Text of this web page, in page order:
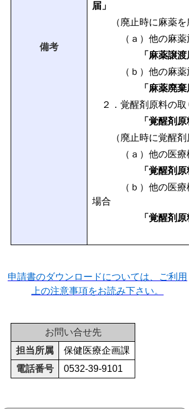
備考
届」
（廃止時に麻薬を
（ａ）他の麻薬施
「麻薬譲渡
（ｂ）他の麻薬施
「麻薬廃棄
２．覚醒剤原料の取
「覚醒剤
（廃止時に覚醒剤
（ａ）他の医療機
「覚醒剤
（ｂ）他の医療機
場合
「覚醒剤
申請書のダウンロードについては、ご利用
上の注意事項をお読み下さい。
お問い合せ先
担当所属
保健医療企画課
電話番号
0532-39-9101